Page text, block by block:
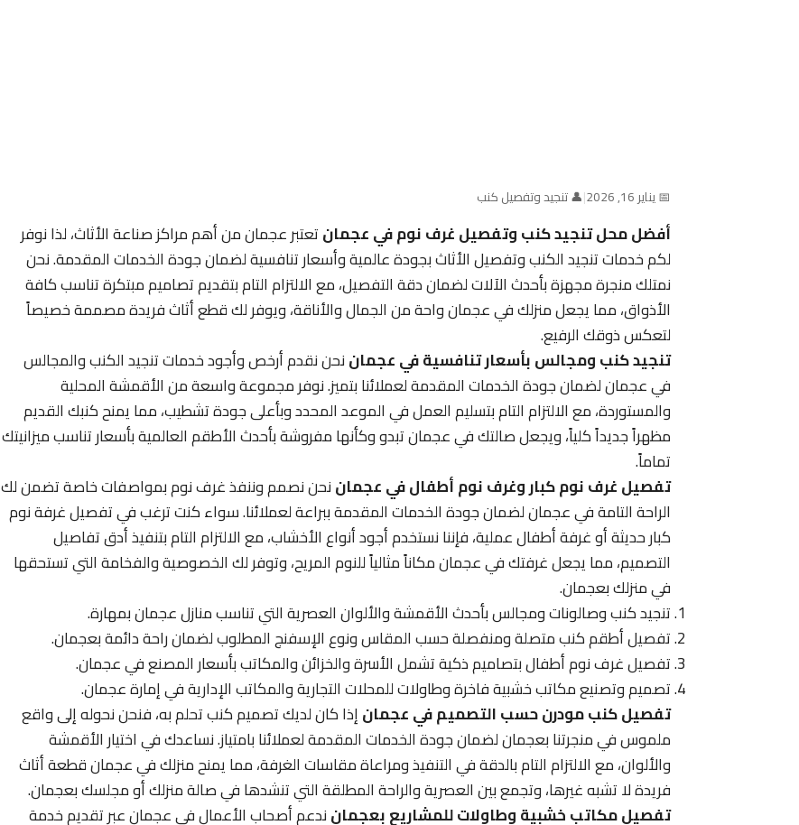
📅 يناير 16, 2026 |👤 تنجيد وتفصيل كنب
أفضل محل تنجيد كنب وتفصيل غرف نوم في عجمانتعتبر عجمان من أهم مراكز صناعة الأثاث، لذا نوفر
لكم خدمات تنجيد الكنب وتفصيل الأثاث بجودة عالمية وأسعار تنافسية لضمان جودة الخدمات المقدمة. نحن
نمتلك منجرة مجهزة بأحدث الآلات لضمان دقة التفصيل، مع الالتزام التام بتقديم تصاميم مبتكرة تناسب كافة
الأذواق، مما يجعل منزلك في عجمان واحة من الجمال والأناقة، ويوفر لك قطع أثاث فريدة مصممة خصيصاً
لتعكس ذوقك الرفيع.
تنجيد كنب ومجالس بأسعار تنافسية في عجماننحن نقدم أرخص وأجود خدمات تنجيد الكنب والمجالس
في عجمان لضمان جودة الخدمات المقدمة لعملائنا بتميز. نوفر مجموعة واسعة من الأقمشة المحلية
والمستوردة، مع الالتزام التام بتسليم العمل في الموعد المحدد وبأعلى جودة تشطيب، مما يمنح كنبك القديم
مظهراً جديداً كلياً، ويجعل صالتك في عجمان تبدو وكأنها مفروشة بأحدث الأطقم العالمية بأسعار تناسب ميزانيتك
تماماً.
تفصيل غرف نوم كبار وغرف نوم أطفال في عجماننحن نصمم وننفذ غرف نوم بمواصفات خاصة تضمن لك
الراحة التامة في عجمان لضمان جودة الخدمات المقدمة ببراعة لعملائنا. سواء كنت ترغب في تفصيل غرفة نوم
كبار حديثة أو غرفة أطفال عملية، فإننا نستخدم أجود أنواع الأخشاب، مع الالتزام التام بتنفيذ أدق تفاصيل
التصميم، مما يجعل غرفتك في عجمان مكاناً مثالياً للنوم المريح، وتوفر لك الخصوصية والفخامة التي تستحقها
في منزلك بعجمان.
تنجيد كنب وصالونات ومجالس بأحدث الأقمشة والألوان العصرية التي تناسب منازل عجمان بمهارة.
تفصيل أطقم كنب متصلة ومنفصلة حسب المقاس ونوع الإسفنج المطلوب لضمان راحة دائمة بعجمان.
تفصيل غرف نوم أطفال بتصاميم ذكية تشمل الأسرة والخزائن والمكاتب بأسعار المصنع في عجمان.
تصميم وتصنيع مكاتب خشبية فاخرة وطاولات للمحلات التجارية والمكاتب الإدارية في إمارة عجمان.
تفصيل كنب مودرن حسب التصميم في عجمانإذا كان لديك تصميم كنب تحلم به، فنحن نحوله إلى واقع
ملموس في منجرتنا بعجمان لضمان جودة الخدمات المقدمة لعملائنا بامتياز. نساعدك في اختيار الأقمشة
والألوان، مع الالتزام التام بالدقة في التنفيذ ومراعاة مقاسات الغرفة، مما يمنح منزلك في عجمان قطعة أثاث
فريدة لا تشبه غيرها، وتجمع بين العصرية والراحة المطلقة التي تنشدها في صالة منزلك أو مجلسك بعجمان.
تفصيل مكاتب خشبية وطاولات للمشاريع بعجمانندعم أصحاب الأعمال في عجمان عبر تقديم خدمة